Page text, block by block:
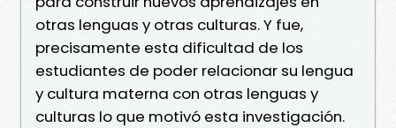
otras lenguas y otras culturas. Y fue,
precisamente esta dificultad de los
estudiantes de poder relacionar su lengua
y cultura materna con otras lenguas y
culturas lo que motivó esta investigación.